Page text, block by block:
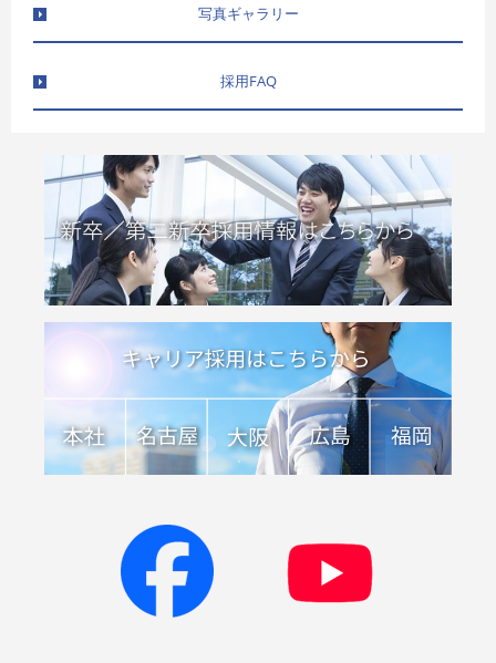
写真ギャラリー
採用FAQ